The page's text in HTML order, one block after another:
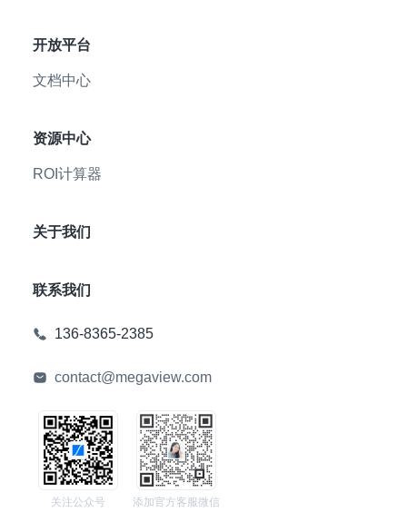
开放平台
文档中心
资源中心
ROI计算器
关于我们
联系我们
136-8365-2385
contact@megaview.com
关注公众号 添加官方客服微信